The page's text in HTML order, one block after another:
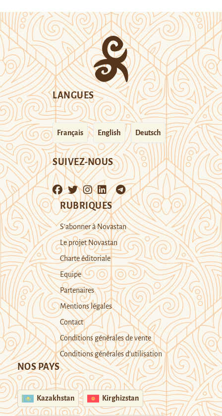
LANGUES
Français English Deutsch
SUIVEZ-NOUS
RUBRIQUES
S’abonner à Novastan
Le projet Novastan
Charte éditoriale
Equipe
Partenaires
Mentions légales
Contact
Conditions générales de vente
Conditions générales d’utilisation
NOS PAYS
Kazakhstan Kirghizstan